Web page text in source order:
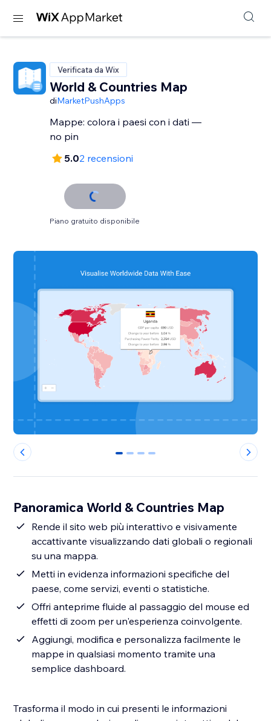
Verificata da Wix
World & Countries Map
diMarketPushApps
Mappe: colora i paesi con i dati —
no pin
5.02 recensioni
Piano gratuito disponibile
0 1 2 3
Panoramica World & Countries Map
Rende il sito web più interattivo e visivamente
accattivante visualizzando dati globali o regionali
su una mappa.
Metti in evidenza informazioni specifiche del
paese, come servizi, eventi o statistiche.
Offri anteprime fluide al passaggio del mouse ed
effetti di zoom per un'esperienza coinvolgente.
Aggiungi, modifica e personalizza facilmente le
mappe in qualsiasi momento tramite una
semplice dashboard.
Trasforma il modo in cui presenti le informazioni